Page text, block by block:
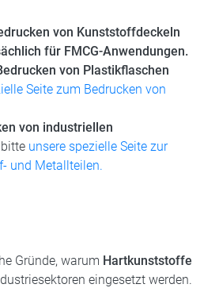
von Kunststoffdeckeln
für FMCG-Anwendungen.
von Plastikflaschen
Seite zum Bedrucken von
von industriellen
unsere spezielle Seite zur
und Metallteilen.
Gründe, warum Hartkunststoffe
eingesetzt werden.